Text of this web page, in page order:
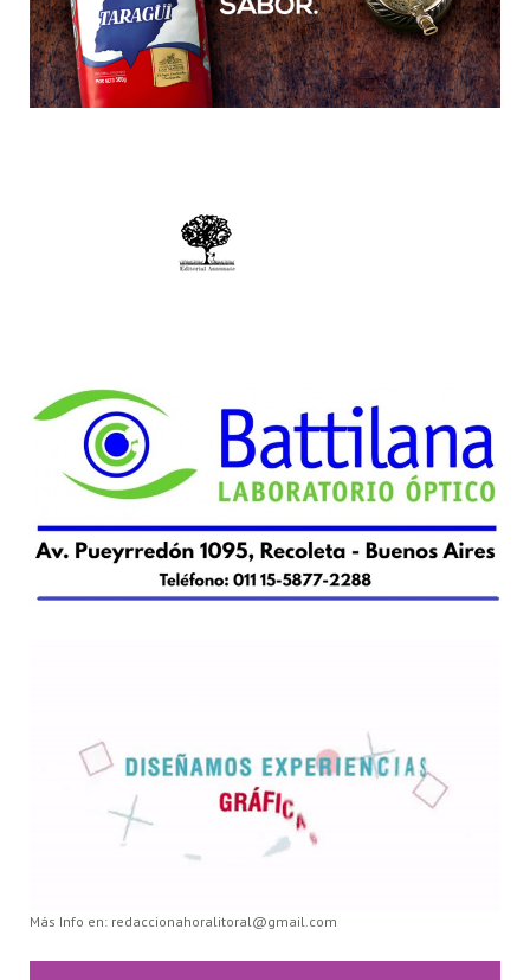
Más Info en: redaccionahoralitoral@gmail.com